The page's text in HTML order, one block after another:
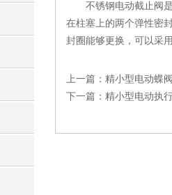
不锈钢电动截止阀是
在柱塞上的两个弹性密
封圈能够更换，可以采
上一篇： 精小型电动蝶
下一篇： 精小型电动执